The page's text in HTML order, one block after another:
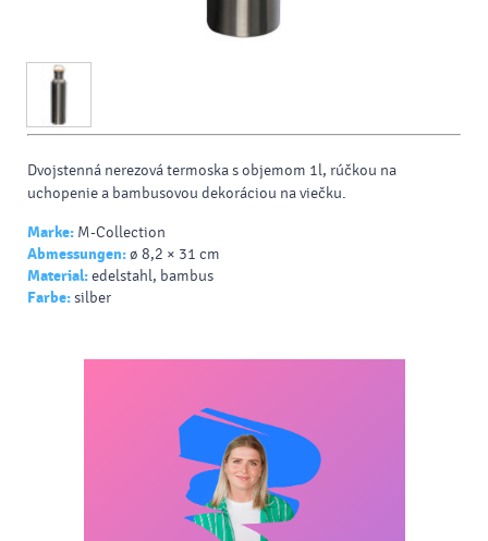
Dvojstenná nerezová termoska s objemom 1l, rúčkou na
uchopenie a bambusovou dekoráciou na viečku.
Marke: M-Collection
Abmessungen:ø 8,2 × 31 cm
Material:edelstahl, bambus
Farbe:silber